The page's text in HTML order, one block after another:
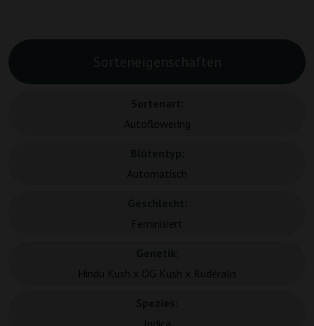
Sorteneigenschaften